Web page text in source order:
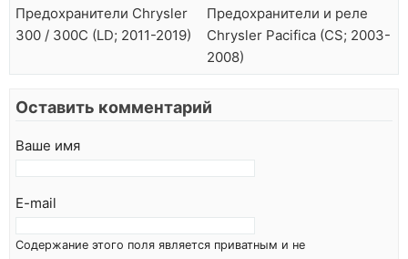
Предохранители Chrysler
300 / 300C (LD; 2011-2019)
Предохранители и реле
Chrysler Pacifica (CS; 2003-
2008)
Оставить комментарий
Ваше имя
E-mail
Содержание этого поля является приватным и не